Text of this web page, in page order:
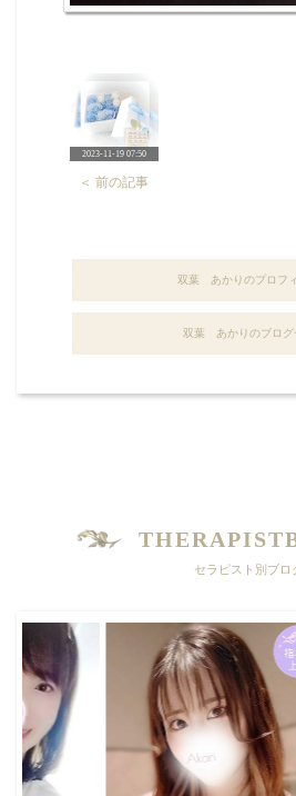
2023-11-19 07:50
＜ 前の記事
双葉 あかりのプロフ
双葉 あかりのブログ
セラピスト別ブロ